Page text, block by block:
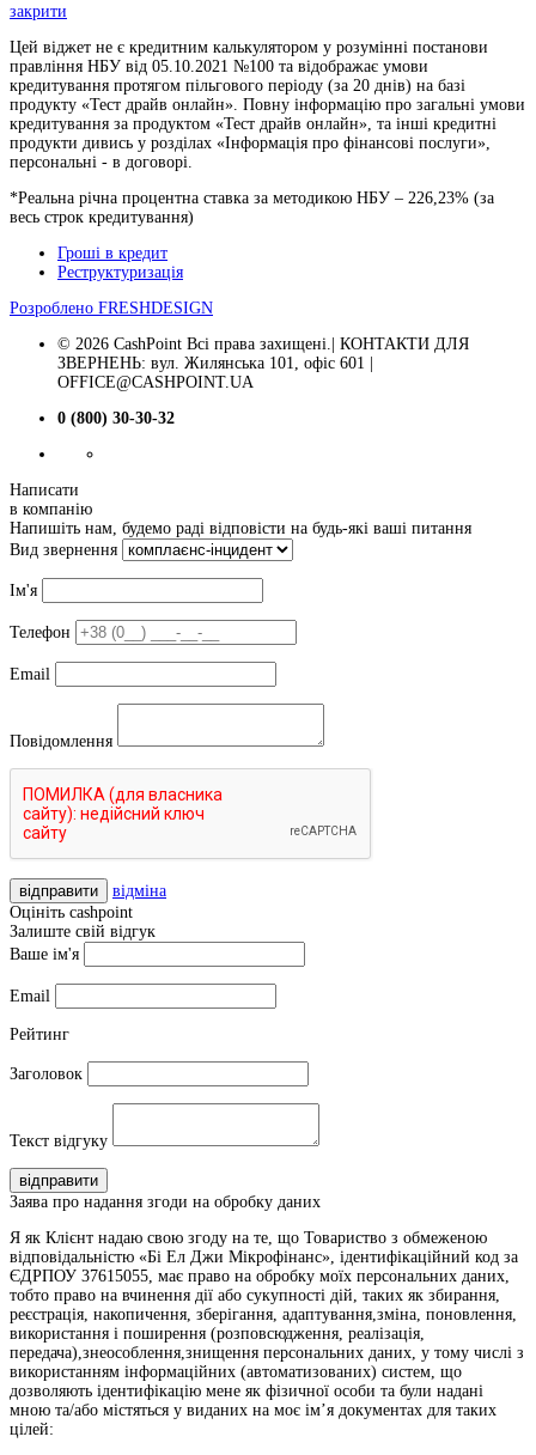
закрити
Цей віджет не є кредитним калькулятором у розумінні постанови
правління НБУ від 05.10.2021 №100 та відображає умови
кредитування протягом пільгового періоду (за 20 днів) на базі
продукту «Тест драйв онлайн». Повну інформацію про загальні умови
кредитування за продуктом «Тест драйв онлайн», та інші кредитні
продукти дивись у розділах «Інформація про фінансові послуги»,
персональні - в договорі.
*Реальна річна процентна ставка за методикою НБУ – 226,23% (за
весь строк кредитування)
Гроші в кредит
Реструктуризація
Розроблено FRESHDESIGN
© 2026 CashPoint Всі права захищені.| КОНТАКТИ ДЛЯ
ЗВЕРНЕНЬ: вул. Жилянська 101, офіс 601 |
OFFICE@CASHPOINT.UA
0 (800) 30-30-32
Написати
в компанію
Напишіть нам, будемо раді відповісти на будь-які ваші питання
Вид звернення
Ім'я
Телефон
Email
Повідомлення
відправити
відміна
Оцініть cashpoint
Залиште свій відгук
Ваше ім'я
Email
Рейтинг
Заголовок
Текст відгуку
відправити
Заява про надання згоди на обробку даних
Я як Клієнт надаю свою згоду на те, що Товариство з обмеженою
відповідальністю «Бі Ел Джи Мікрофінанс», ідентифікаційний код за
ЄДРПОУ 37615055, має право на обробку моїх персональних даних,
тобто право на вчинення дії або сукупності дій, таких як збирання,
реєстрація, накопичення, зберігання, адаптування,зміна, поновлення,
використання і поширення (розповсюдження, реалізація,
передача),знеособлення,знищення персональних даних, у тому числі з
використанням інформаційних (автоматизованих) систем, що
дозволяють ідентифікацію мене як фізичної особи та були надані
мною та/або містяться у виданих на моє ім’я документах для таких
цілей: